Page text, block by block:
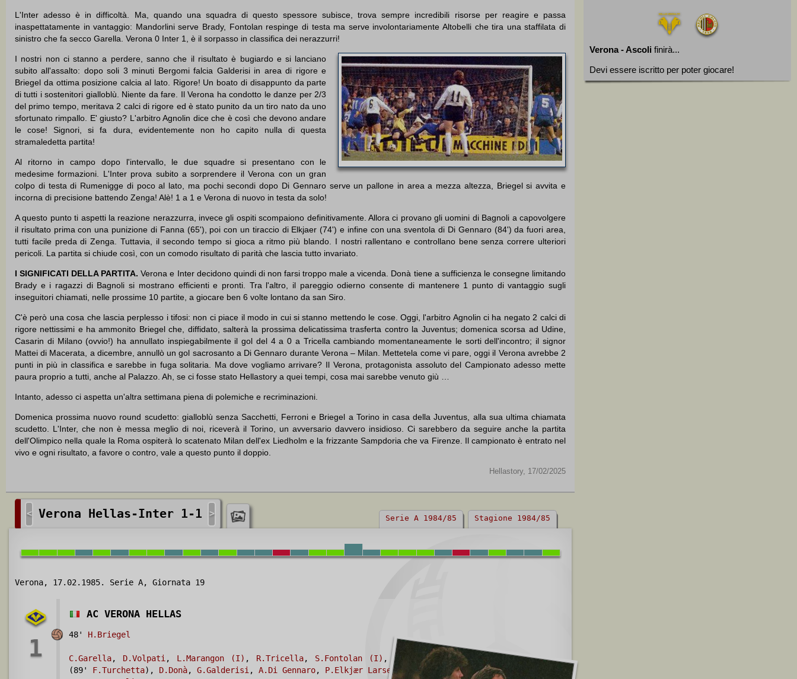
L'Inter adesso è in difficoltà. Ma, quando una squadra di questo spessore subisce, trova sempre incredibili risorse per reagire e passa
inaspettatamente in vantaggio: Mandorlini serve Brady, Fontolan respinge di testa ma serve involontariamente Altobelli che tira una staffilata di
sinistro che fa secco Garella. Verona 0 Inter 1, è il sorpasso in classifica dei nerazzurri!
I nostri non ci stanno a perdere, sanno che il risultato è bugiardo e si lanciano
subito all'assalto: dopo soli 3 minuti Bergomi falcia Galderisi in area di rigore e
Briegel da ottima posizione calcia al lato. Rigore! Un boato di disappunto da parte
di tutti i sostenitori gialloblù. Niente da fare. Il Verona ha condotto le danze per 2/3
del primo tempo, meritava 2 calci di rigore ed è stato punito da un tiro nato da uno
sfortunato rimpallo. E' giusto? L'arbitro Agnolin dice che è così che devono andare
le cose! Signori, si fa dura, evidentemente non ho capito nulla di questa
stramaledetta partita!
Al ritorno in campo dopo l'intervallo, le due squadre si presentano con le
medesime formazioni. L'Inter prova subito a sorprendere il Verona con un gran
colpo di testa di Rumenigge di poco al lato, ma pochi secondi dopo Di Gennaro serve un pallone in area a mezza altezza, Briegel si avvita e
incorna di precisione battendo Zenga! Alè! 1 a 1 e Verona di nuovo in testa da solo!
A questo punto ti aspetti la reazione nerazzurra, invece gli ospiti scompaiono definitivamente. Allora ci provano gli uomini di Bagnoli a capovolgere
il risultato prima con una punizione di Fanna (65'), poi con un tiraccio di Elkjaer (74') e infine con una sventola di Di Gennaro (84') da fuori area,
tutti facile preda di Zenga. Tuttavia, il secondo tempo si gioca a ritmo più blando. I nostri rallentano e controllano bene senza correre ulteriori
pericoli. La partita si chiude così, con un comodo risultato di parità che lascia tutto invariato.
I SIGNIFICATI DELLA PARTITA. Verona e Inter decidono quindi di non farsi troppo male a vicenda. Donà tiene a sufficienza le consegne limitando
Brady e i ragazzi di Bagnoli si mostrano efficienti e pronti. Tra l'altro, il pareggio odierno consente di mantenere 1 punto di vantaggio sugli
inseguitori chiamati, nelle prossime 10 partite, a giocare ben 6 volte lontano da san Siro.
C'è però una cosa che lascia perplesso i tifosi: non ci piace il modo in cui si stanno mettendo le cose. Oggi, l'arbitro Agnolin ci ha negato 2 calci di
rigore nettissimi e ha ammonito Briegel che, diffidato, salterà la prossima delicatissima trasferta contro la Juventus; domenica scorsa ad Udine,
Casarin di Milano (ovvio!) ha annullato inspiegabilmente il gol del 4 a 0 a Tricella cambiando momentaneamente le sorti dell'incontro; il signor
Mattei di Macerata, a dicembre, annullò un gol sacrosanto a Di Gennaro durante Verona – Milan. Mettetela come vi pare, oggi il Verona avrebbe 2
punti in più in classifica e sarebbe in fuga solitaria. Ma dove vogliamo arrivare? Il Verona, protagonista assoluto del Campionato adesso mette
paura proprio a tutti, anche al Palazzo. Ah, se ci fosse stato Hellastory a quei tempi, cosa mai sarebbe venuto giù …
Intanto, adesso ci aspetta un'altra settimana piena di polemiche e recriminazioni.
Domenica prossima nuovo round scudetto: gialloblù senza Sacchetti, Ferroni e Briegel a Torino in casa della Juventus, alla sua ultima chiamata
scudetto. L'Inter, che non è messa meglio di noi, riceverà il Torino, un avversario davvero insidioso. Ci sarebbero da seguire anche la partita
dell'Olimpico nella quale la Roma ospiterà lo scatenato Milan dell'ex Liedholm e la frizzante Sampdoria che va Firenze. Il campionato è entrato nel
vivo e ogni risultato, a favore o contro, vale a questo punto il doppio.
Hellastory, 17/02/2025
< Verona Hellas-Inter 1-1 > Serie A 1984/85 Stagione 1984/85
Verona, 17.02.1985. Serie A, Giornata 19
1
AC VERONA HELLAS
48' H.Briegel
C.Garella, D.Volpati, L.Marangon (I) , R.Tricella, S.Fontolan (I) ,H.Briegel
P.Fanna
(89' F.Turchetta), D.Donà, G.Galderisi, A.Di Gennaro, P.Elkjær Larsen .
Verona - Ascoli finirà...
Devi essere iscritto per poter giocare!